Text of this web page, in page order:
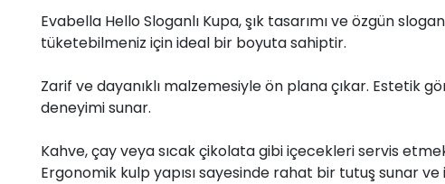
Evabella Hello Sloganlı Kupa, şık tasarımı ve özgün
tüketebilmeniz için ideal bir boyuta sahiptir.
Zarif ve dayanıklı malzemesiyle ön plana çıkar. Estetik
deneyimi sunar.
Kahve, çay veya sıcak çikolata gibi içecekleri servis
Ergonomik kulp yapısı sayesinde rahat bir tutuş sunar ve